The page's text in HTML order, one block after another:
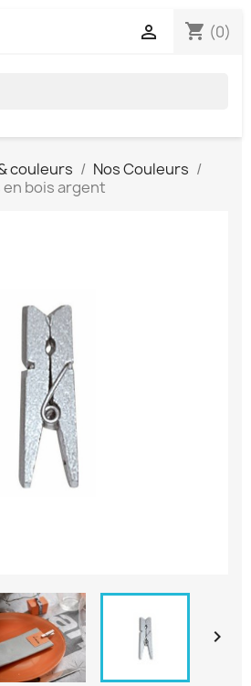
shopping_cart (0)

couleurs
Nos Couleurs
en bois argent
